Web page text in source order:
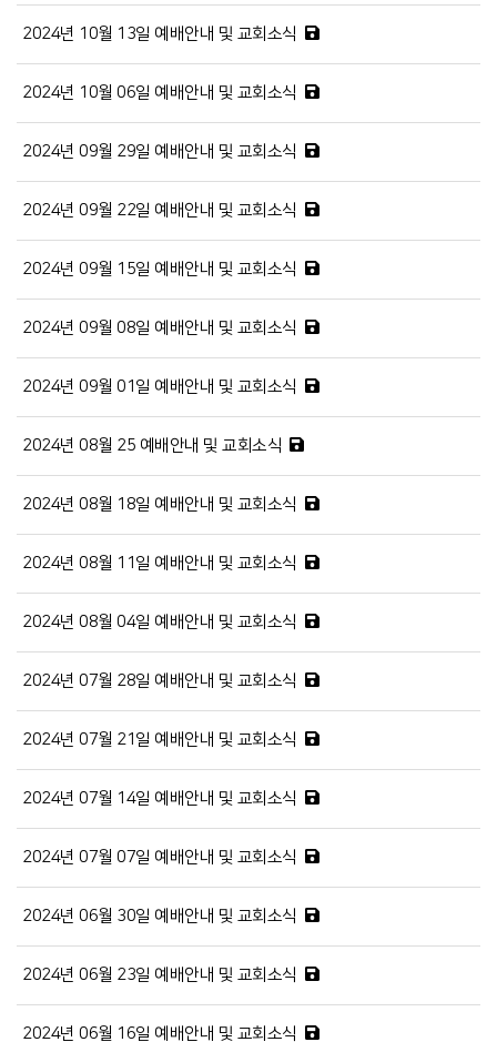
2024년 10월 13일 예배안내 및 교회소식
2024년 10월 06일 예배안내 및 교회소식
2024년 09월 29일 예배안내 및 교회소식
2024년 09월 22일 예배안내 및 교회소식
2024년 09월 15일 예배안내 및 교회소식
2024년 09월 08일 예배안내 및 교회소식
2024년 09월 01일 예배안내 및 교회소식
2024년 08월 25 예배안내 및 교회소식
2024년 08월 18일 예배안내 및 교회소식
2024년 08월 11일 예배안내 및 교회소식
2024년 08월 04일 예배안내 및 교회소식
2024년 07월 28일 예배안내 및 교회소식
2024년 07월 21일 예배안내 및 교회소식
2024년 07월 14일 예배안내 및 교회소식
2024년 07월 07일 예배안내 및 교회소식
2024년 06월 30일 예배안내 및 교회소식
2024년 06월 23일 예배안내 및 교회소식
2024년 06월 16일 예배안내 및 교회소식